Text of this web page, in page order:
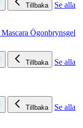
Tillbaka
Se alla
Mascara Ögonbrynsgel
Tillbaka
Se alla
Tillbaka
Se alla